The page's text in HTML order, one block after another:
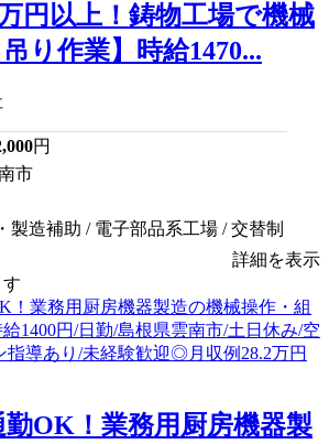
万円以上！鋳物工場で機械
り作業】時給1470...
円
市
製造補助 / 電子部品系工場 / 交替制
詳細を表示
勤OK！業務用厨房機器製